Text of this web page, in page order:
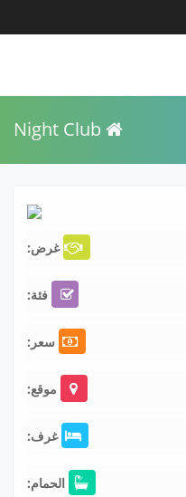
غرض:
فئة:
سعر:
موقع:
غرف:
الحمام: